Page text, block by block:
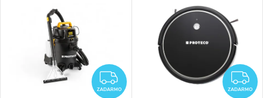
Najpredávanejšie
Abecedne
ZADARMO
ZADARMO ZADARMO